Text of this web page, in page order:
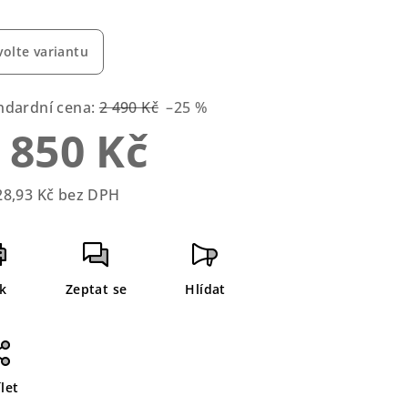
variantu
cena: 2 490 Kč –25 %
850 Kč
Kč bez DPH
Zeptat se Hlídat